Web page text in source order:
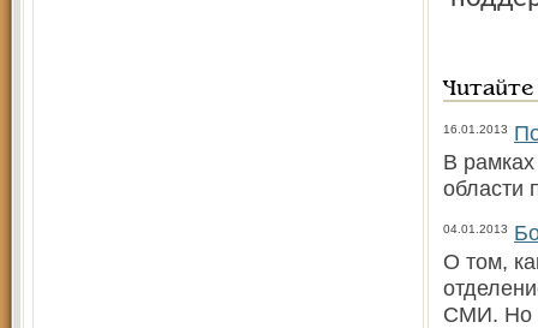
16.01.2013
В рамках
области
04.01.2013
О том,
СМИ. Но